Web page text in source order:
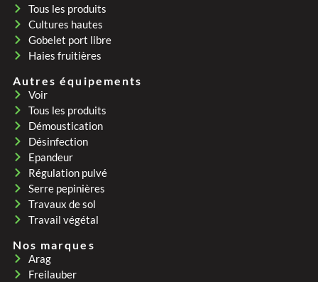
Tous les produits
Cultures hautes
Gobelet port libre
Haies fruitières
Autres équipements
Voir
Tous les produits
Démoustication
Désinfection
Epandeur
Régulation pulvé
Serre pepinières
Travaux de sol
Travail végétal
Nos marques
Arag
Freilauber